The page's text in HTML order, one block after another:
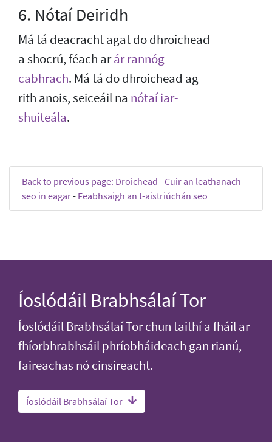
6. Nótaí Deiridh
Má tá deacracht agat do dhroichead
a shocrú, féach arár rannóg
cabhrach. Má tá do dhroichead ag
rith anois, seiceáil na nótaí iar-
shuiteála.
Back to previous page: Droichead -Cuir an leathanach
seo in eagar- Feabhsaigh an t-aistriúchán seo
Íoslódáil Brabhsálaí Tor
Íoslódáil Brabhsálaí Tor chun taithí a fháil ar
fhíorbhrabhsáil phríobháideach gan rianú,
faireachas nó cinsireacht.
Íoslódáil Brabhsálaí Tor